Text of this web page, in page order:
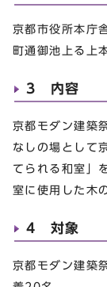
京都市役所本庁
町通御池上る上
3 内容
京都モダン建築
なしの場として
てられる和室」
室に使用した木
4 対象
京都モダン建築